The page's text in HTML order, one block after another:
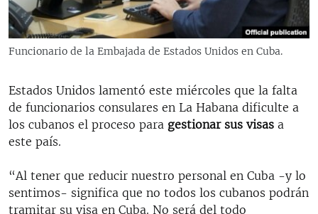
RADIO MARTÍ
ESPECIALES
LA REALIDAD DE LA VIVIENDA EN CUBA
SER VIEJO EN CUBA
KENTU-CUBANO
DESINFORMACIÓN RUSA EN AMÉRICA LATINA
EDITORIALES
SÍGUENOS
Funcionario de la Embajada de Estados Unidos en Cuba.
Estados Unidos lamentó este miércoles que la falta
de funcionarios consulares en La Habana dificulte a
los cubanos el proceso para gestionar sus visas a
este país.
“Al tener que reducir nuestro personal en Cuba -y lo
sentimos- significa que no todos los cubanos podrán
tramitar su visa en Cuba. No será del todo